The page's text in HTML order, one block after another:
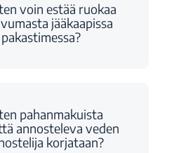
voin estää ruokaa
jääkaapissa
pahanmakuista
annosteleva veden
korjataan?